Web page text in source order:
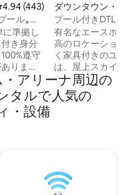
ビュー443件、5つ星中4.94つ
4.94 (443)
ール⁎ジ
準拠し
き身分
遵守
りま
出され
屋、バス
は1泊50
ダウンタウン・ロ
スのコンドミニア
プール付きDTLA
アム*無料駐車場*
有名なエースホテ
高のロケーション
く家具付きのユニット。 ➤ア
は、屋上スカイ
バナ、屋内ジムが含ま
キッチン家電 ➤高
200Mbps）- 高速
ただけます。 美
アリーナ⁠周⁠辺⁠の
タ⁠ル⁠で人⁠気⁠の
・⁠設⁠備